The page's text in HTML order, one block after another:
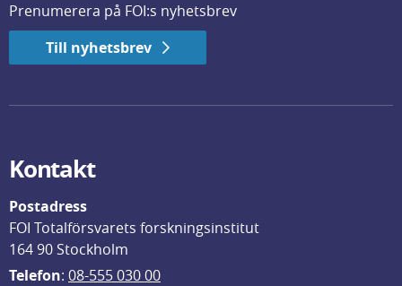
Prenumerera på FOI:s nyhetsbrev
Till nyhetsbrev
Kontakt
Postadress
FOI Totalförsvarets forskningsinstitut
164 90 Stockholm
Telefon: 08-555 030 00